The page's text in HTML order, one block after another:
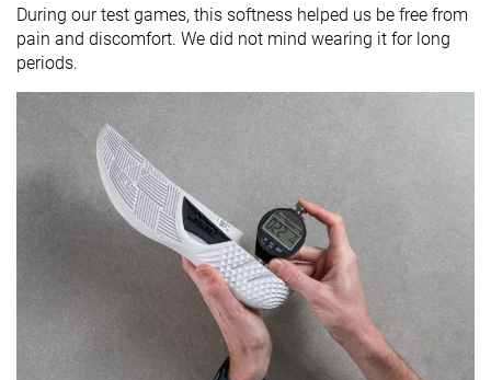
During our test games, this softness helped us be free from
pain and discomfort. We did not mind wearing it for long
periods.